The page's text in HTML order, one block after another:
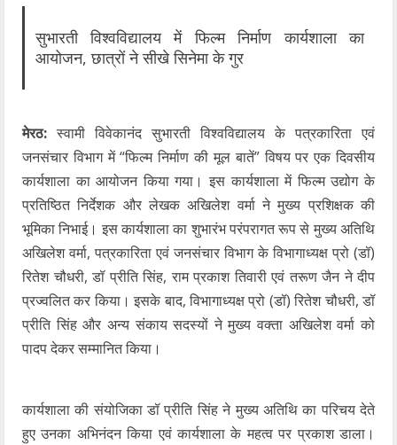
सुभारती विश्वविद्यालय में फिल्म निर्माण कार्यशाला का
आयोजन, छात्रों ने सीखे सिनेमा के गुर
मेरठ: स्वामी विवेकानंद सुभारती विश्वविद्यालय के पत्रकारिता एवं
जनसंचार विभाग में “फिल्म निर्माण की मूल बातें” विषय पर एक दिवसीय
कार्यशाला का आयोजन किया गया। इस कार्यशाला में फिल्म उद्योग के
प्रतिष्ठित निर्देशक और लेखक अखिलेश वर्मा ने मुख्य प्रशिक्षक की
भूमिका निभाई। इस कार्यशाला का शुभारंभ परंपरागत रूप से मुख्य अतिथि
अखिलेश वर्मा, पत्रकारिता एवं जनसंचार विभाग के विभागाध्यक्ष प्रो (डॉ)
रितेश चौधरी, डॉ प्रीति सिंह, राम प्रकाश तिवारी एवं तरूण जैन ने दीप
प्रज्वलित कर किया। इसके बाद, विभागाध्यक्ष प्रो (डॉ) रितेश चौधरी, डॉ
प्रीति सिंह और अन्य संकाय सदस्यों ने मुख्य वक्ता अखिलेश वर्मा को
पादप देकर सम्मानित किया।
कार्यशाला की संयोजिका डॉ प्रीति सिंह ने मुख्य अतिथि का परिचय देते
हुए उनका अभिनंदन किया एवं कार्यशाला के महत्व पर प्रकाश डाला।